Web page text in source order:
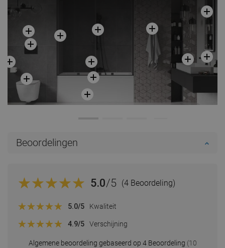
Beoordelingen
5.0/5 (4 Beoordeling)
Algemene beoordeling gebaseerd op 4 Beoordeling (10
5.0/5 Kwaliteit
4.9/5 Verschijning